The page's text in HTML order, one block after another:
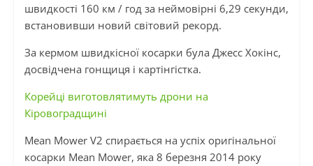
швидкості 160 км / год за неймовірні 6,29 секунди,
встановивши новий світовий рекорд.
За кермом швидкісної косарки була Джесс Хокінс,
досвідчена гонщиця і картінгістка.
Корейці виготовлятимуть дрони на
Кіровоградщині
Mean Mower V2 спирається на успіх оригінальної
косарки Mean Mower, яка 8 березня 2014 року